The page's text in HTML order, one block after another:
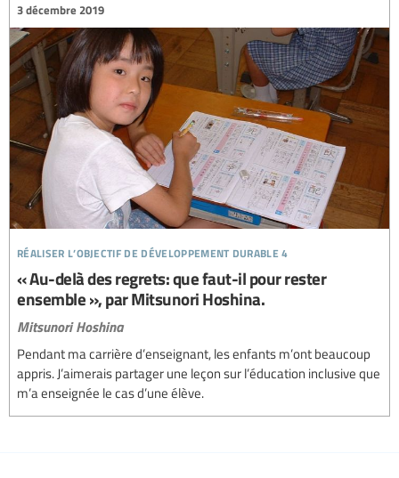
réaliser l’objectif de développement durable 4
3 décembre 2019
« Au-delà des regrets: que faut-il pour rester
ensemble », par Mitsunori Hoshina.
Mitsunori Hoshina
Pendant ma carrière d’enseignant, les enfants m’ont beaucoup
appris. J’aimerais partager une leçon sur l’éducation inclusive que
m’a enseignée le cas d’une élève.